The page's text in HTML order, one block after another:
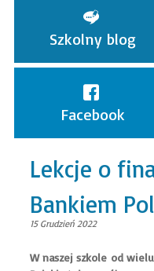
Szkolny blog
Facebook
Lekcje o
Bankiem
15 Grudzień 2022
W naszej szkole od wielu